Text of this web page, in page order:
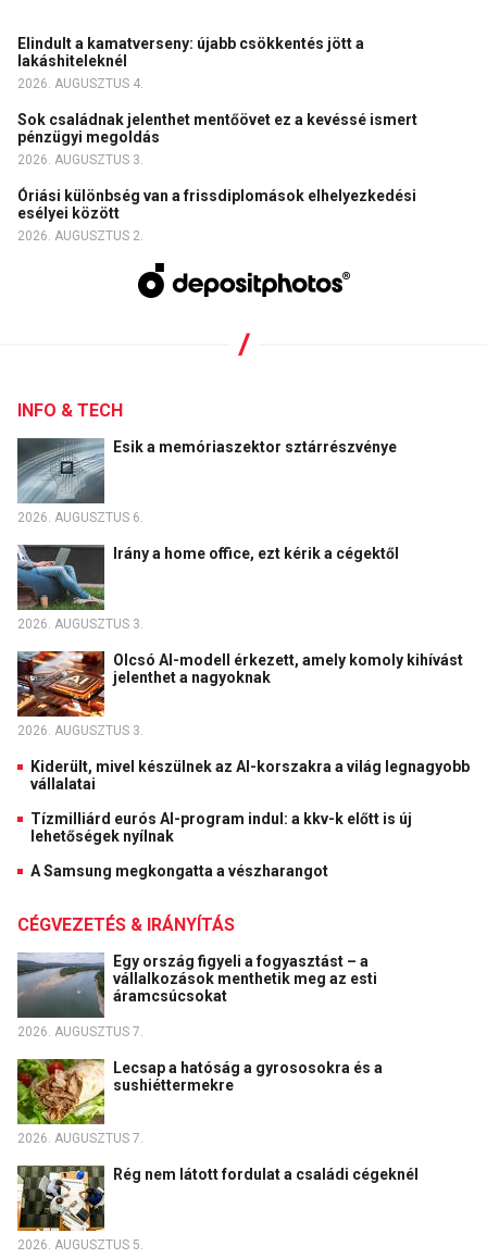
Elindult a kamatverseny: újabb csökkentés jött a
lakáshiteleknél
2026. AUGUSZTUS 4.
Sok családnak jelenthet mentőövet ez a kevéssé ismert
pénzügyi megoldás
2026. AUGUSZTUS 3.
Óriási különbség van a frissdiplomások elhelyezkedési
esélyei között
2026. AUGUSZTUS 2.
INFO & TECH
Esik a memóriaszektor sztárrészvénye
2026. AUGUSZTUS 6.
Irány a home office, ezt kérik a cégektől
2026. AUGUSZTUS 3.
Olcsó AI-modell érkezett, amely komoly kihívást
jelenthet a nagyoknak
2026. AUGUSZTUS 3.
Kiderült, mivel készülnek az AI-korszakra a világ legnagyobb
vállalatai
Tízmilliárd eurós AI-program indul: a kkv-k előtt is új
lehetőségek nyílnak
A Samsung megkongatta a vészharangot
CÉGVEZETÉS & IRÁNYÍTÁS
Egy ország figyeli a fogyasztást – a
vállalkozások menthetik meg az esti
áramcsúcsokat
2026. AUGUSZTUS 7.
Lecsap a hatóság a gyrososokra és a
sushiéttermekre
2026. AUGUSZTUS 7.
Rég nem látott fordulat a családi cégeknél
2026. AUGUSZTUS 5.